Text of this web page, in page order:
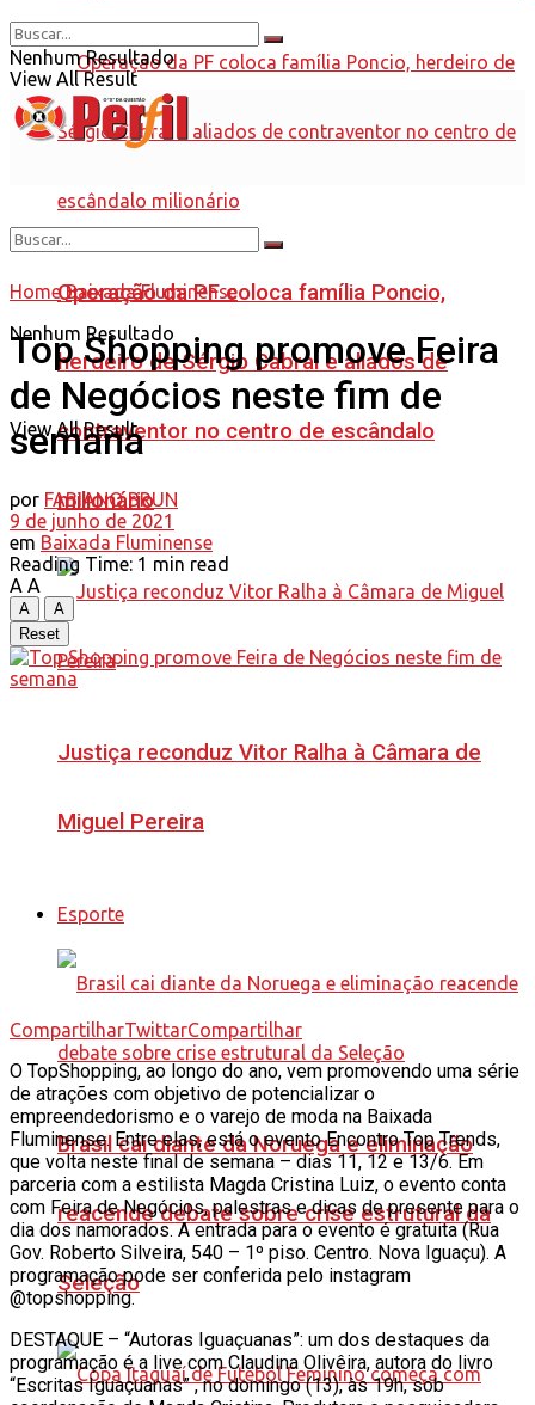
Operação da PF coloca família Poncio,
herdeiro de Sérgio Cabral e aliados de
contraventor no centro de escândalo
milionário
Justiça reconduz Vitor Ralha à Câmara de
Miguel Pereira
Esporte
Brasil cai diante da Noruega e eliminação
reacende debate sobre crise estrutural da
Seleção
Nenhum Resultado
View All Result
Nenhum Resultado
View All Result
Home Baixada Fluminense
Top Shopping promove Feira
de Negócios neste fim de
semana
por FABIANO BRUN
9 de junho de 2021
em Baixada Fluminense
Reading Time: 1 min read
A A
A
A
Reset
CompartilharTwittarCompartilhar
O TopShopping, ao longo do ano, vem promovendo uma série
de atrações com objetivo de potencializar o
empreendedorismo e o varejo de moda na Baixada
Fluminense. Entre elas, está o evento Encontro Top Trends,
que volta neste final de semana – dias 11, 12 e 13/6. Em
parceria com a estilista Magda Cristina Luiz, o evento conta
com Feira de Negócios, palestras e dicas de presente para o
dia dos namorados. A entrada para o evento é gratuita (Rua
Gov. Roberto Silveira, 540 – 1º piso. Centro. Nova Iguaçu). A
programação pode ser conferida pelo instagram
@topshopping.
DESTAQUE – “Autoras Iguaçuanas”: um dos destaques da
programação é a live com Claudina Olivêira, autora do livro
“Escritas Iguaçuanas” , no domingo (13), às 19h, sob